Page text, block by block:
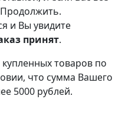
Продолжить.
и Вы увидите
принят.
товаров по
что сумма Вашего
5000 рублей.